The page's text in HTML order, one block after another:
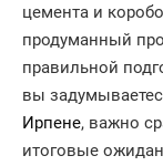
цемента и
продуманный
правильной
вы
Ирпене, важно
итоговые